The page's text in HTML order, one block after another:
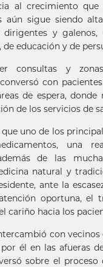
al crecimiento
aún sigue siendo
dirigentes y
educación y de
consultas y
con
de espera, donde
de los servicios de
uno de los
una
de las
natural y
ante la
oportuna, el
cariño hacia los
con
él en las afueras
sobre el